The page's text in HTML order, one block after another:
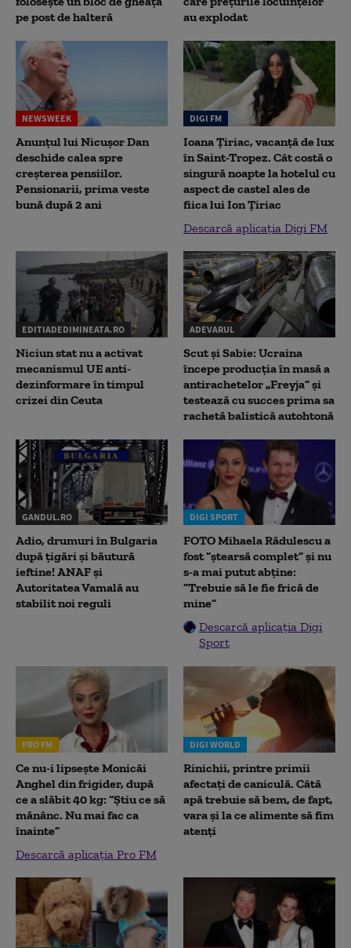
pe post de halteră
au explodat
NEWSWEEK
Anunțul lui Nicușor Dan
deschide calea spre
creșterea pensiilor.
Pensionarii, prima veste
bună după 2 ani
DIGI FM
Ioana Țiriac, vacanță de lux
în Saint-Tropez. Cât costă o
singură noapte la hotelul cu
aspect de castel ales de
fiica lui Ion Țiriac
Descarcă aplicația Digi FM
EDITIADEDIMINEATA.RO
Niciun stat nu a activat
mecanismul UE anti-
dezinformare în timpul
crizei din Ceuta
ADEVARUL
Scut și Sabie: Ucraina
începe producția în masă a
antirachetelor „Freyja” și
testează cu succes prima sa
rachetă balistică autohtonă
GANDUL.RO
Adio, drumuri în Bulgaria
după țigări și băutură
ieftine! ANAF și
Autoritatea Vamală au
stabilit noi reguli
DIGI SPORT
FOTO Mihaela Rădulescu a
fost ”ștearsă complet” și nu
s-a mai putut abține:
”Trebuie să le fie frică de
mine”
Descarcă aplicația Digi
Sport
PRO FM
Ce nu-i lipsește Monicăi
Anghel din frigider, după
ce a slăbit 40 kg: “Știu ce să
mănânc. Nu mai fac ca
înainte”
Descarcă aplicația Pro FM
DIGI WORLD
Rinichii, printre primii
afectați de caniculă. Câtă
apă trebuie să bem, de fapt,
vara și la ce alimente să fim
atenți